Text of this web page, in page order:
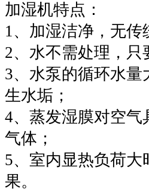
加湿机特点：
1、加湿洁净，无
2、水不需处理，
3、水泵的循环水
生水垢；
4、蒸发湿膜对空
气体；
5、室内显热负荷
果。